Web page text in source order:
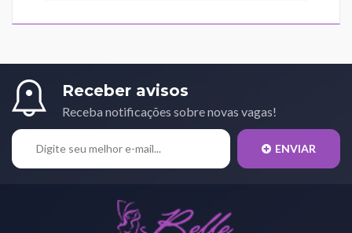
Receber avisos
Receba notificações sobre novas vagas!
ENVIAR